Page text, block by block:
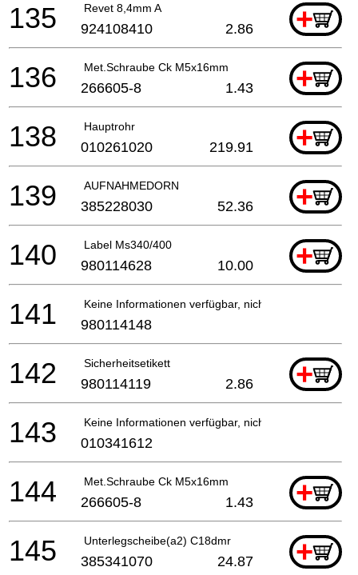
Revet 8,4mm A +
135 924108410 2.86
Met.Schraube Ck M5x16mm +
136 266605-8 1.43
Hauptrohr +
138 010261020 219.91
AUFNAHMEDORN +
139 385228030 52.36
Label Ms340/400 +
140 980114628 10.00
Keine Informationen verfügbar, nicht bestellbar
141 980114148
Sicherheitsetikett +
142 980114119 2.86
Keine Informationen verfügbar, nicht bestellbar
143 010341612
Met.Schraube Ck M5x16mm +
144 266605-8 1.43
Unterlegscheibe(a2) C18dmr +
145 385341070 24.87